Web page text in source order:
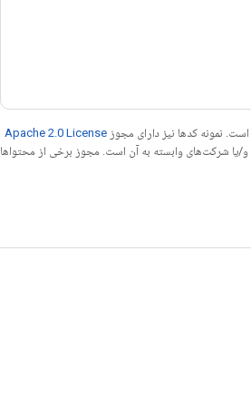
است. نمونه کدها نیز دارای مجوز Apache 2.0 License
مراجعه کنید. جاوا علامت تجاری ثبت‌شده Oracle و/یا شرکت‌های وابسته به آن است. مجوز برخی از محتواها